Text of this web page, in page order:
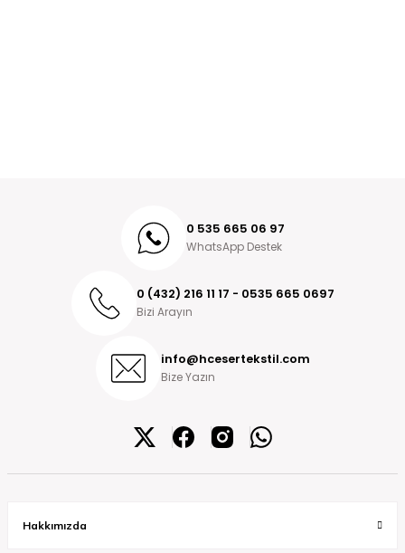
0 535 665 06 97
WhatsApp Destek
0 (432) 216 11 17 - 0535 665 0697
Bizi Arayın
info@hcesertekstil.com
Bize Yazın
Hakkımızda